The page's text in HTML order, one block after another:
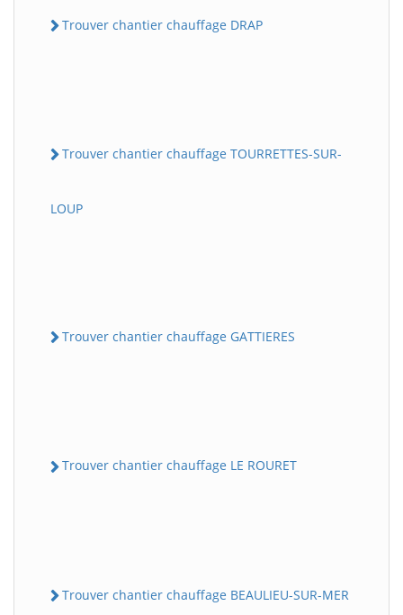
Trouver chantier chauffage DRAP
Trouver chantier chauffage TOURRETTES-SUR-
LOUP
Trouver chantier chauffage GATTIERES
Trouver chantier chauffage LE ROURET
Trouver chantier chauffage BEAULIEU-SUR-MER